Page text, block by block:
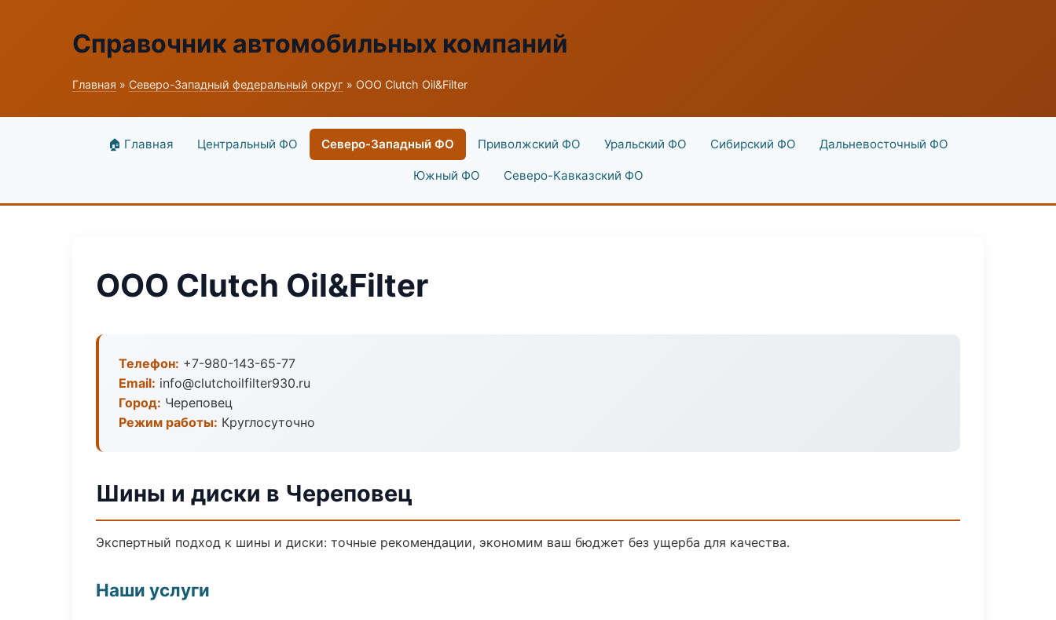
Справочник автомобильных компаний
Главная » Северо-Западный федеральный округ » ООО Clutch Oil&Filter
🏠 Главная Центральный ФО Северо-Западный ФО Приволжский ФО Уральский ФО Сибирский ФО Дальневосточный ФО
Южный ФО Северо-Кавказский ФО
ООО Clutch Oil&Filter
Телефон: +7-980-143-65-77
Email: info@clutchoilfilter930.ru
Город: Череповец
Режим работы: Круглосуточно
Шины и диски в Череповец
Экспертный подход к шины и диски: точные рекомендации, экономим ваш бюджет без ущерба для качества.
Наши услуги